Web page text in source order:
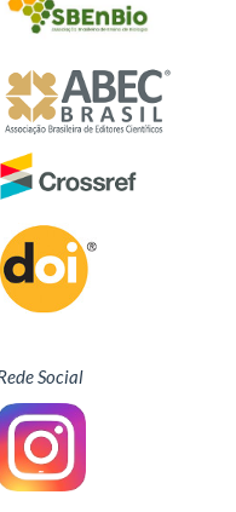
Social